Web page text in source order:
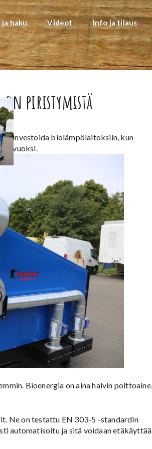
haku Videot Info ja tilaus
on piristymistä
investoida biolämpölaitoksiin, kun
vuoksi.
Bioenergia on aina halvin polttoaine,
Ne on testattu EN 303-5 -standardin
automatisoitu ja sitä voidaan etäkäyttää